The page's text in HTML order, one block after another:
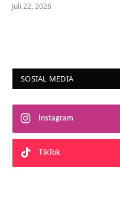
Juli 22, 2026
SOSIAL MEDIA
Instagram
TikTok